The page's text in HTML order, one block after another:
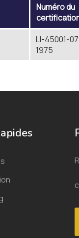
Numéro du
LI-45001-
1975